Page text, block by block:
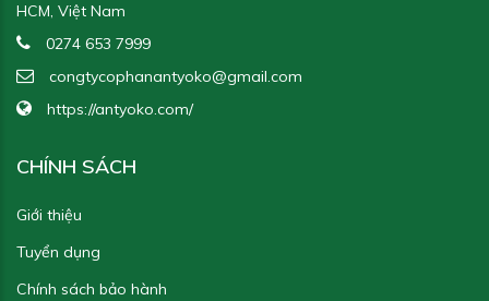
Yoko Gear Oil EP 150
HCM, Việt Nam
0274 653 7999
congtycophanantyoko@gmail.com
https://antyoko.com/
CHÍNH SÁCH
Giới thiệu
Tuyển dụng
Chính sách bảo hành